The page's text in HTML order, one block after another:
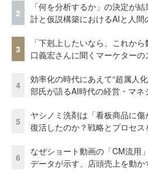
2
「何を分析するか」の決定が
計と仮説構築におけるAIと人間
3
「下剋上したいなら、これか
口義宏さんに聞くマーケター
4
効率化の時代にあえて“超属人
部氏が語るAI時代の経営・マネ
5
ヤシノミ洗剤は「看板商品に
復活したのか？戦略とプロセス
6
なぜショート動画の「CM流用
データが示す、店頭売上を動か